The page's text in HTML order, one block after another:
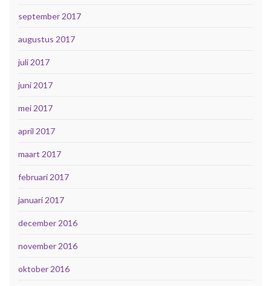
september 2017
augustus 2017
juli 2017
juni 2017
mei 2017
april 2017
maart 2017
februari 2017
januari 2017
december 2016
november 2016
oktober 2016